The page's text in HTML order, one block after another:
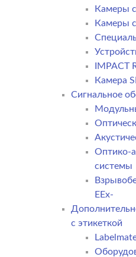
Камеры
Камеры
IMPACT
Камера
Cигнальное
Оптико-
системы
EEx-
с этикеткой